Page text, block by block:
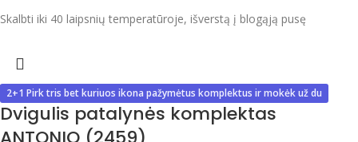
Skalbti iki 40 laipsnių temperatūroje, išverstą į blogąją pusę
2+1 Pirk tris bet kuriuos ikona pažymėtus komplektus ir mokėk už du
Dvigulis patalynės komplektas